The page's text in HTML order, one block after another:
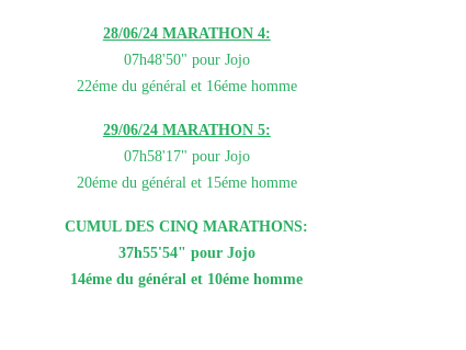
28/06/24 MARATHON 4:
07h48'50" pour Jojo
22éme du général et 16éme homme
29/06/24 MARATHON 5:
07h58'17" pour Jojo
20éme du général et 15éme homme
CUMUL DES CINQ MARATHONS:
37h55'54" pour Jojo
14éme du général et 10éme homme